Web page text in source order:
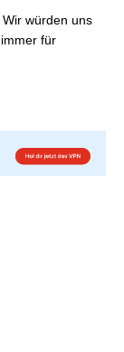
würden uns
für